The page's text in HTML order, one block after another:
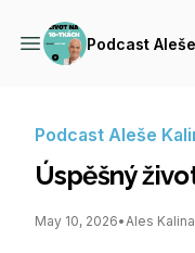
Podcast
Podcast Aleše
Úspěšný
May 10, 2026•Ales Kalina